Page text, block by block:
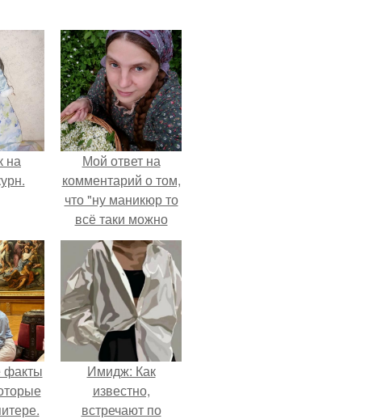
на
Мой ответ на
комментарий о том,
что "ну маникюр то
всё таки можно
было бы сделать.
факты
Имидж: Как
известно,
встречают по